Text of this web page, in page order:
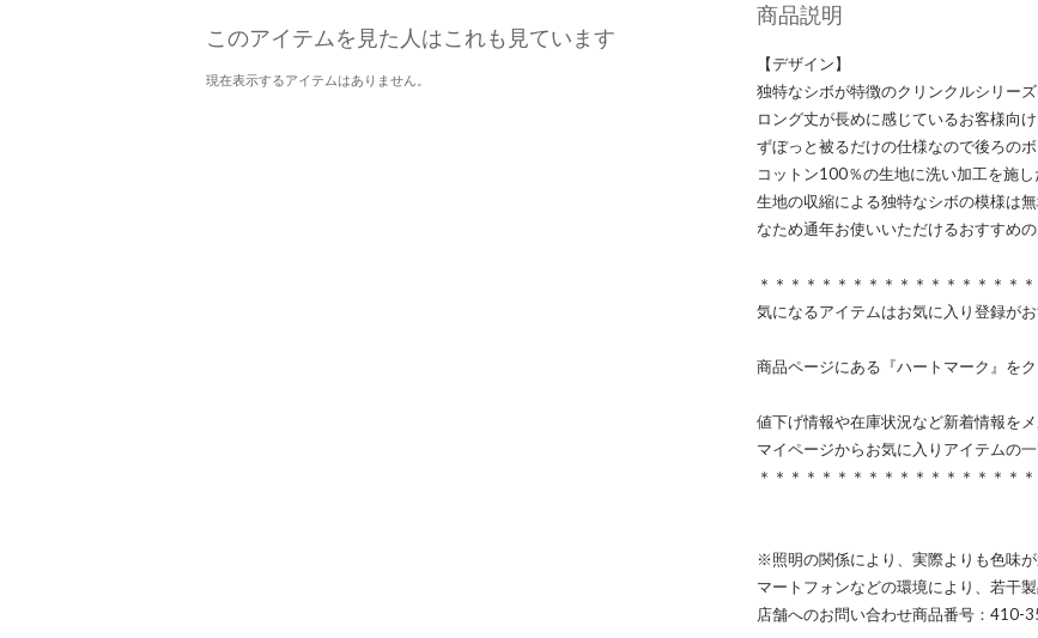
このアイテムを見た人はこれも見ています
現在表示するアイテムはありません。
商品説明
【デザイン】
独特なシボが特徴のクリンクルシリー
ロング丈が長めに感じているお客様向
ずぼっと被るだけの仕様なので後ろの
コットン100％の生地に洗い加工を施し
生地の収縮による独特なシボの模様は
なため通年お使いいただけるおすすめの
＊＊＊＊＊＊＊＊＊＊＊＊＊＊＊＊＊
気になるアイテムはお気に入り登録がお
商品ページにある『ハートマーク』を
値下げ情報や在庫状況など新着情報を
マイページからお気に入りアイテムの
＊＊＊＊＊＊＊＊＊＊＊＊＊＊＊＊＊
※照明の関係により、実際よりも色味
マートフォンなどの環境により、若干
店舗へのお問い合わせ商品番号：410-